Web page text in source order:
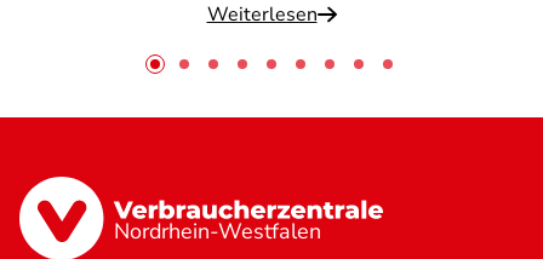
Weiterlesen
Nordrhein-Westfalen